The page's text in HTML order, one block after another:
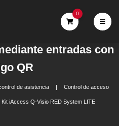
0
entradas con
QR
de asistencia Control de acceso
iAccess Q-Visio RED System LITE